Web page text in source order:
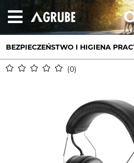
BEZPIECZEŃSTWO I HIGIENA
Ochronniki słuchu
0